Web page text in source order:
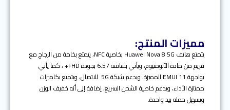
مميزات المنتج:
يتمتع
هاتف Huawei Nova 8 5G بخاصية NFC، يتمتع بخامة من الزجاج مع
فريم من مادة الألومنيوم، ويأتي بشاشة 6.57 بجودة FHD+ ، كما يأتي
بواجهة EMUI 11 المميزة، ويدعم شبكة 5G للاتصال، ويتمتع بكاميرات
ممتازة الأداء، ويدعم خاصية الشحن السريع، إضافة إلى أنه خفيف الوزن
ويسهل حمله بيد واحدة.